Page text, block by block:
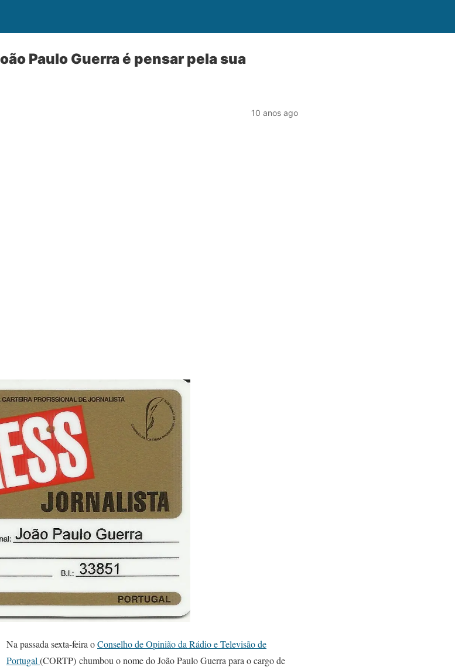
Paulo Guerra é pensar pela sua
10 anos ago
Na passada sexta-feira oConselho de Opinião da Rádio e Televisão de
Portugal (CORTP) chumbou o nome do João Paulo Guerra para o cargo de